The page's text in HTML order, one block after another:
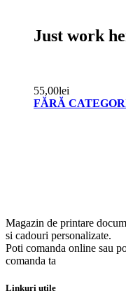
Just work
55,00lei
FĂRĂ
Magazin de printare
si cadouri personalizate.
Poti comanda online sau
comanda ta
Linkuri utile